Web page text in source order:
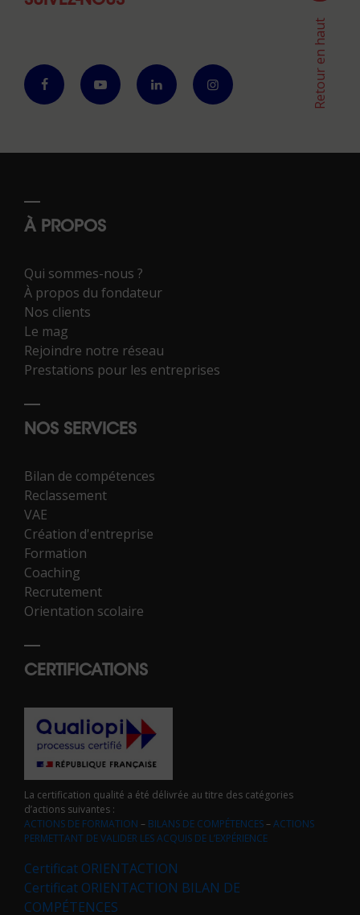
Retour en haut
À PROPOS
Qui sommes-nous ?
À propos du fondateur
Nos clients
Le mag
Rejoindre notre réseau
Prestations pour les entreprises
NOS SERVICES
Bilan de compétences
Reclassement
VAE
Création d'entreprise
Formation
Coaching
Recrutement
Orientation scolaire
CERTIFICATIONS
La certification qualité a été délivrée au titre des catégories
d’actions suivantes :
ACTIONS DE FORMATION – BILANS DE COMPÉTENCES–ACTIONS
PERMETTANT DE VALIDER LES ACQUIS DE L’EXPÉRIENCE
Certificat ORIENTACTION
Certificat ORIENTACTION BILAN DE
COMPÉTENCES